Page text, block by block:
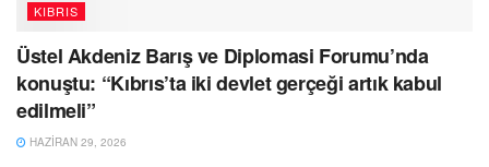
KIBRIS
Üstel Akdeniz Barış ve Diplomasi Forumu’nda
konuştu: “Kıbrıs’ta iki devlet gerçeği artık kabul
edilmeli”
HAZIRAN 29, 2026